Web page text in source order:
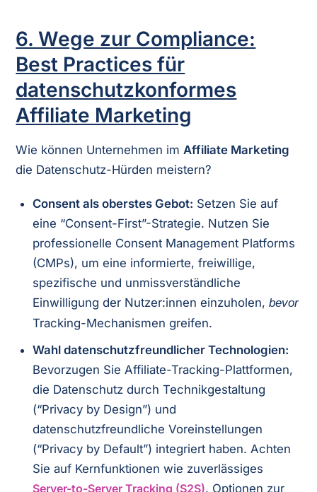
6. Wege zur Compliance:
Best Practices für
datenschutzkonformes
Affiliate Marketing
Wie können Unternehmen im Affiliate Marketing
die Datenschutz-Hürden meistern?
Consent als oberstes Gebot: Setzen Sie auf
eine “Consent-First”-Strategie. Nutzen Sie
professionelle Consent Management Platforms
(CMPs), um eine informierte, freiwillige,
spezifische und unmissverständliche
Einwilligung der Nutzer:innen einzuholen,bevor
Tracking-Mechanismen greifen.
Wahl datenschutzfreundlicher Technologien:
Bevorzugen Sie Affiliate-Tracking-Plattformen,
die Datenschutz durch Technikgestaltung
(“Privacy by Design”) und
datenschutzfreundliche Voreinstellungen
(“Privacy by Default”) integriert haben. Achten
Sie auf Kernfunktionen wie zuverlässiges
Server-to-Server Tracking (S2S), Optionen zur